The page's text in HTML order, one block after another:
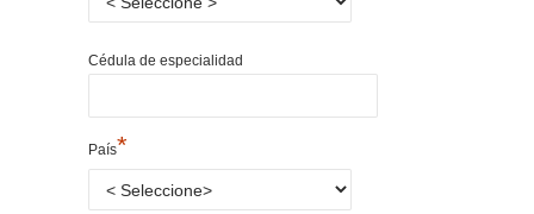
Cédula de especialidad
País*